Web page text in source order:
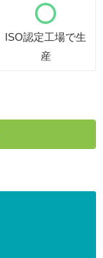
ISO認定工場で生
産